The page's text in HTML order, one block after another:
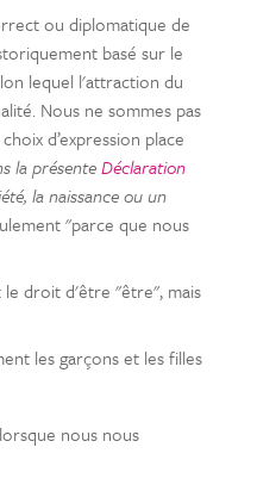
ou diplomatique de
basé sur le
lequel l'attraction du
Nous ne sommes pas
d’expression place
la présenteDéclaration
la naissance ou un
"parce que nous
droit d'être "être", mais
les garçons et les filles
nous nous